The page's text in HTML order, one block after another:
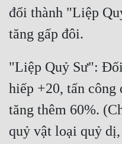
đổi thành "Liệp
"Liệp Quỷ Sư":
hiếp +20, tấn công
tăng thêm 60%.
quỷ vật loại quỷ